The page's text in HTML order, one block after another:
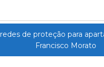
redes de proteção para
Francisco Morato